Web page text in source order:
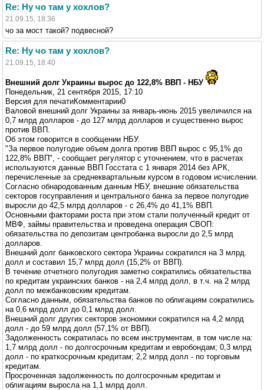
Re: Ну чо там у хохлов?
21.09.15, 18:36
чо за мост такой? подвесной?
Re: Ну чо там у хохлов?
21.09.15, 18:40
Внешний долг Украины вырос до 122,8% ВВП - НБУ
Понедельник, 21 сентября 2015, 17:10
Версия для печатиКомментарии0
Валовой внешний долг Украины за январь-июнь 2015 увеличился на
0,7 млрд долларов - до 127 млрд долларов и существенно вырос
против ВВП.
Об этом говорится в сообщении НБУ.
"За первое полугодие объем долга против ВВП вырос с 95,1% до
122,8% ВВП", - сообщает регулятор с уточнением, что в расчетах
используются данные ВВП Госстата с 1 января 2014 без АРК,
перечисленные за среднеквартальным курсом в годовом исчислении.
Согласно обнародованным данным НБУ, внешние обязательства
секторов госуправления и центрального банка за первое полугодие
выросли до 42,5 млрд долларов - с 26,4% до 41,1% ВВП.
Основными факторами роста при этом стали полученный кредит от
МВФ, займы правительства и проведена операция СВОП:
обязательства по депозитам центробанка выросли до 2,5 млрд
долларов.
Внешний долг банковского сектора Украины сократился на 3 млрд.
долл и составил 15,7 млрд долл (15,2% от ВВП).
В течение отчетного полугодия заметно сократились обязательства
по кредитам украинских банков - на 2,4 млрд долл, в т.ч. на 2 млрд
долл по межбанковским кредитам.
Согласно данным, обязательства банков по облигациям сократились
на 0,6 млрд долл до 0,1 млрд долл.
Внешний долг других секторов экономики сократился на 4,2 млрд
долл - до 59 млрд долл (57,1% от ВВП).
Задолженность сократилась по всем инструментам, в том числе на:
1,7 млрд долл - по долгосрочным кредитам и евробондам; 0,3 млрд
долл - по краткосрочным кредитам; 2,2 млрд долл - по торговым
кредитам.
Просроченная задолженность по долгосрочным кредитам и
облигациям выросла на 1,1 млрд долл.